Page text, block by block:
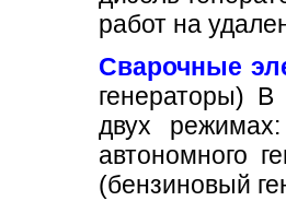
работ на
Сварочные
генераторы) В
двух
автономного
(бензиновый